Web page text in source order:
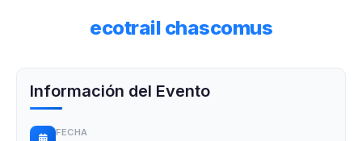
ecotrail chascomus
Información del Evento
FECHA